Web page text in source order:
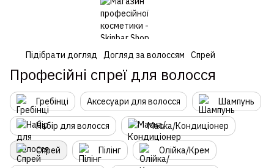
Підібрати догляд Догляд за волоссям Спрей
Професійні спреї для волосся
Гребінці Аксесуари для волосся Шампунь
Набір для волосся Маска/Кондиціонер
Спрей Пілінг Олійка/Крем